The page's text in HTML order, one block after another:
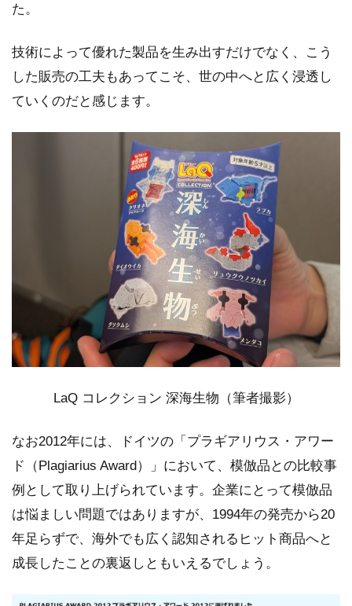
た。
技術によって優れた製品を生み出すだけでなく、こう
した販売の工夫もあってこそ、世の中へと広く浸透し
ていくのだと感じます。
LaQ コレクション 深海生物（筆者撮影）
なお2012年には、ドイツの「プラギアリウス・アワー
ド（Plagiarius Award）」において、模倣品との比較事
例として取り上げられています。企業にとって模倣品
は悩ましい問題ではありますが、1994年の発売から20
年足らずで、海外でも広く認知されるヒット商品へと
成長したことの裏返しともいえるでしょう。